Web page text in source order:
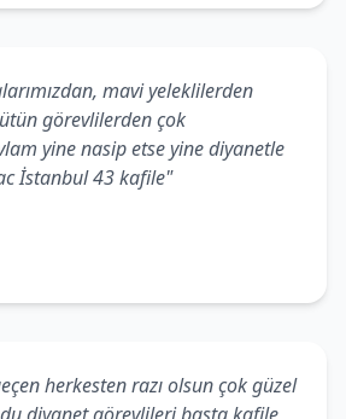
mavi yeleklilerden
görevlilerden çok
yine nasip etse yine diyanetle
İstanbul 43 kafile"
herkesten razı olsun çok güzel